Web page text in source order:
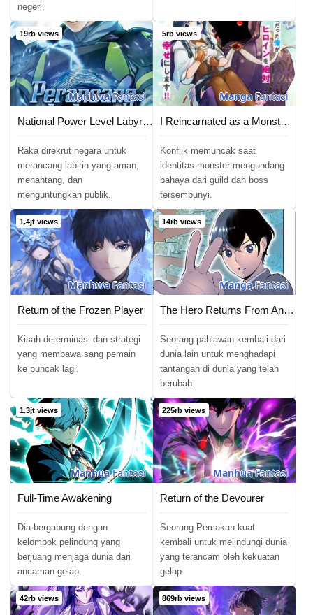
negeri.
19rb views
ManhwaFantasi
National Power Level Labyrinth Designer
Raka direkrut negara untuk
merancang labirin yang aman,
menantang, dan
menguntungkan publik.
5rb views
MangaFantasi
I Reincarnated as a Monster in a Game World, and Picked Up the Heroine Who Was My Oshi in My Previous Life
Konflik memuncak saat
identitas monster mengundang
bahaya dari guild dan boss
tersembunyi.
1.4jt views
ManhwaFantasi
Return of the Frozen Player
Kisah determinasi dan strategi
yang membawa sang pemain
ke puncak lagi.
14rb views
MangaFantasi
The Hero Returns From Another World
Seorang pahlawan kembali dari
dunia lain untuk menghadapi
tantangan di dunia yang telah
berubah.
1.3jt views
ManhuaFantasi
Full-Time Awakening
Dia bergabung dengan
kelompok pelindung yang
berjuang menjaga dunia dari
ancaman gelap.
225rb views
ManhuaFantasi
Return of the Devourer
Seorang Pemakan kuat
kembali untuk melindungi dunia
yang terancam oleh kekuatan
gelap.
42rb views 869rb views